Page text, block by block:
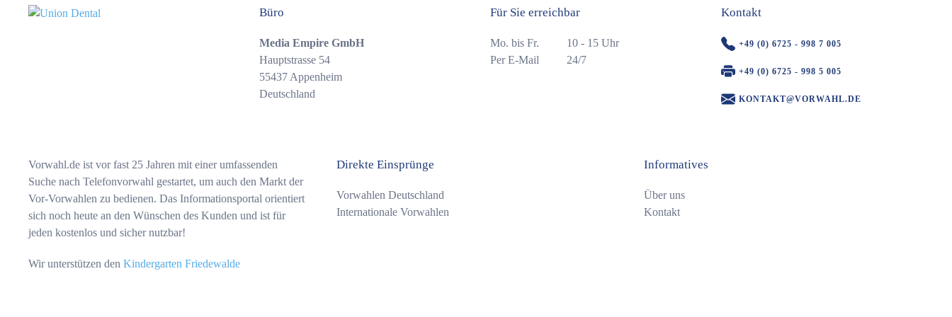
Büro
Media Empire GmbH
Hauptstrasse 54
55437 Appenheim
Deutschland
Kontakt
+49 (0) 6725 - 998 7 005
+49 (0) 6725 - 998 5 005
KONTAKT@VORWAHL.DE
Für Sie erreichbar
Mo. bis Fr.
10 - 15 Uhr
Per E-Mail
24/7
Vorwahl.de ist vor fast 25 Jahren mit einer umfassenden
Suche nach Telefonvorwahl gestartet, um auch den Markt der
Vor-Vorwahlen zu bedienen. Das Informationsportal orientiert
sich noch heute an den Wünschen des Kunden und ist für
jeden kostenlos und sicher nutzbar!
Wir unterstützen den Kindergarten Friedewalde
Direkte Einsprünge
Vorwahlen Deutschland
Internationale Vorwahlen
Informatives
Über uns
Kontakt